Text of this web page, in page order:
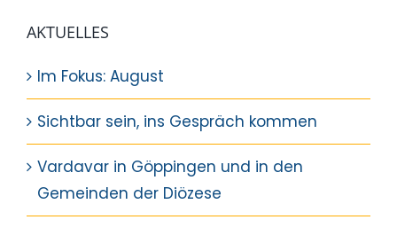
AKTUELLES
Im Fokus: August
Sichtbar sein, ins Gespräch kommen
Vardavar in Göppingen und in den
Gemeinden der Diözese